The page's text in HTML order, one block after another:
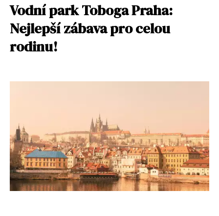
Vodní park Toboga Praha:
Nejlepší zábava pro celou
rodinu!